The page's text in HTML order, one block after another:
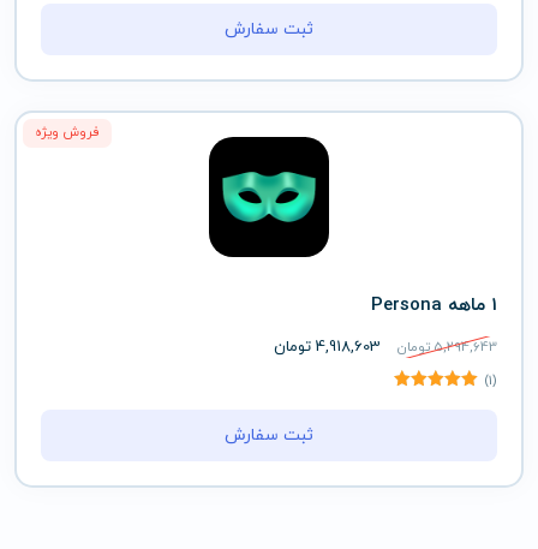
ثبت سفارش
فروش ویژه
1 ماهه Persona
5,294,643تومان 4,918,603 تومان
(1)
ثبت سفارش